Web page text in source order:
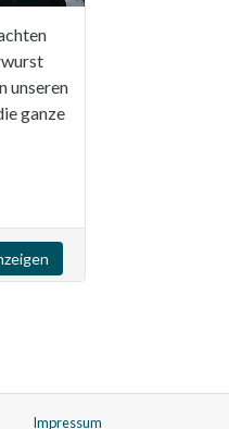
unseren
ganze
Impressum